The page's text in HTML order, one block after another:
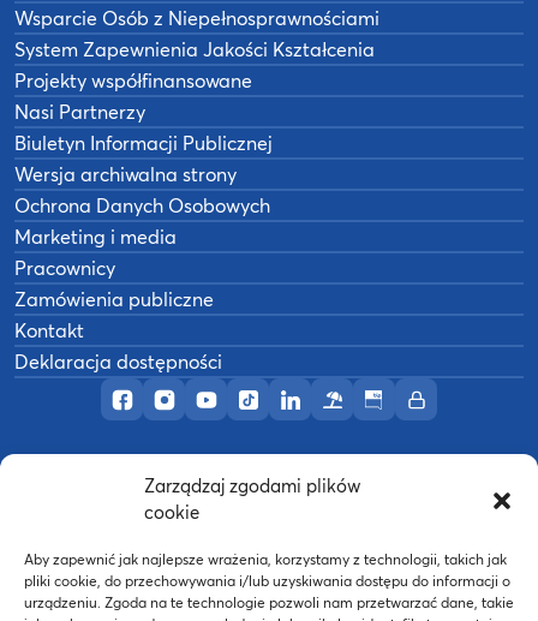
Zarządzaj zgodami plików
cookie
Aby zapewnić jak najlepsze wrażenia, korzystamy z technologii, takich jak
pliki cookie, do przechowywania i/lub uzyskiwania dostępu do informacji o
urządzeniu. Zgoda na te technologie pozwoli nam przetwarzać dane, takie
Profil AWF Poznań w serwisie Facebook
Profil AWF Poznań w serwisie Instagram
Profil AWF Poznań w serwisie YouTube
Profil AWF Poznań w serwisie
Profil AWF Poznań w
OśrodekBiuletynIntranet
Wsparcie Osób z Niepełnosprawnościami
System Zapewnienia Jakości Kształcenia
Projekty współfinansowane
Nasi Partnerzy
Biuletyn Informacji Publicznej
Wersja archiwalna strony
Ochrona Danych Osobowych
Marketing i media
Pracownicy
Zamówienia publiczne
Kontakt
Deklaracja dostępności
Akademia Wychowania Fizycznego w
Wykonanie:nFinity.pl